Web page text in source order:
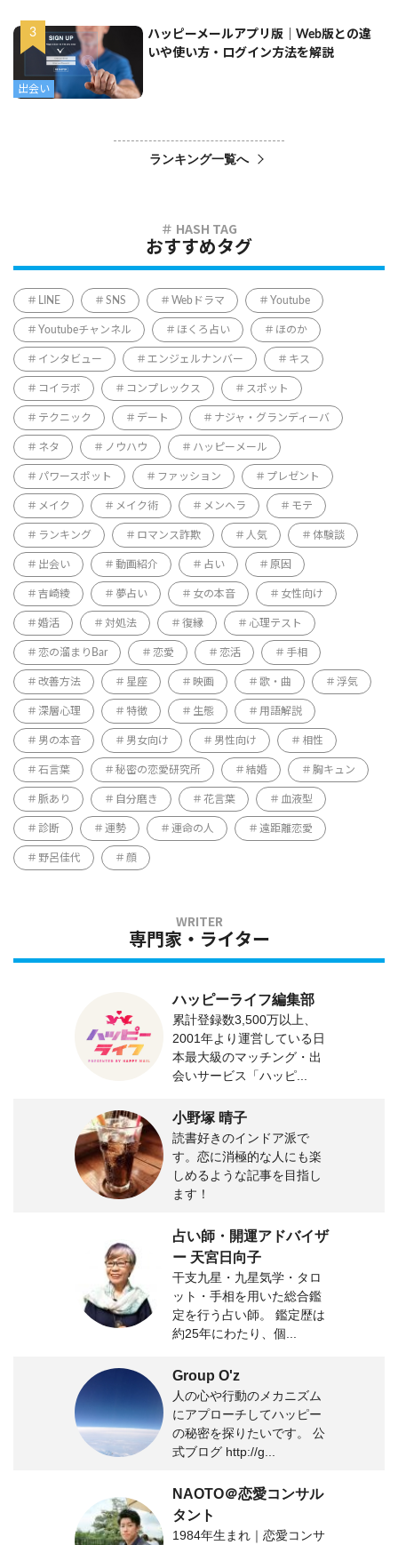
出会い
ハッピーメールアプリ版｜Web版との違
いや使い方・ログイン方法を解説
ランキング一覧へ
おすすめタグ
LINE SNS Webドラマ Youtube
Youtubeチャンネル ほくろ占い ほのか
インタビュー エンジェルナンバー キス
コイラボ コンプレックス スポット
テクニック デート ナジャ・グランディーバ
ネタ ノウハウ ハッピーメール
パワースポット ファッション プレゼント
メイク メイク術 メンヘラ モテ
ランキング ロマンス詐欺 人気 体験談
出会い 動画紹介 占い 原因
吉崎綾 夢占い 女の本音 女性向け
婚活 対処法 復縁 心理テスト
恋の溜まりBar 恋愛 恋活 手相
改善方法 星座 映画 歌・曲 浮気
深層心理 特徴 生態 用語解説
男の本音 男女向け 男性向け 相性
石言葉 秘密の恋愛研究所 結婚 胸キュン
脈あり 自分磨き 花言葉 血液型
診断 運勢 運命の人 遠距離恋愛
野呂佳代 顔
専門家・ライター
ハッピーライフ編集部
累計登録数3,500万以上、
2001年より運営している日
本最大級のマッチング・出
会いサービス「ハッピ...
小野塚 晴子
読書好きのインドア派で
す。恋に消極的な人にも楽
しめるような記事を目指し
ます！
占い師・開運アドバイザ
ー 天宮日向子
干支九星・九星気学・タロ
ット・手相を用いた総合鑑
定を行う占い師。 鑑定歴は
約25年にわたり、個...
Group O'z
人の心や行動のメカニズム
にアプローチしてハッピー
の秘密を探りたいです。 公
式ブログ http://g...
NAOTO＠恋愛コンサル
タント
1984年生まれ｜恋愛コンサ